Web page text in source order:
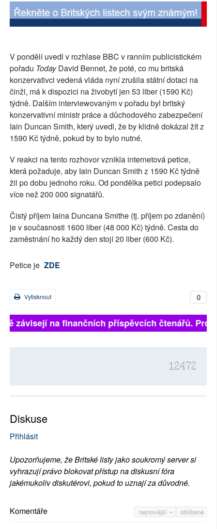
SOCIÁLNÍ SÍTĚ
PLNÁ VERZE STRÁNEK
V pondělí uvedl v rozhlase BBC v ranním publicistickém
pořadu TodayDavid Bennet, že poté, co mu britská
konzervativci vedená vláda nyní zrušila státní dotaci na
činži, má k dispozici na živobytí jen 53 liber (1590 Kč)
týdně. Dalším interviewovaným v pořadu byl britský
konzervativní ministr práce a důchodového zabezpečení
Iain Duncan Smith, který uvedl, že by klidně dokázal žít z
1590 Kč týdně, pokud by to bylo nutné.
V reakci na tento rozhovor vznikla internetová petice,
která požaduje, aby Iain Duncan Smith z 1590 Kč týdně
žil po dobu jednoho roku. Od pondělka petici podepsalo
více než 200 000 signatářů.
Čistý příjem Iaina Duncana Smithe (tj. příjem po zdanění)
je v současnosti 1600 liber (48 000 Kč) týdně. Cesta do
zaměstnání ho každý den stojí 20 liber (600 Kč).
Petice je ZDE
0
Vytisknout
závisejí na finančních příspěvcích čtenářů.
12472
Diskuse
Přihlásit
Upozorňujeme, že Britské listy jako soukromý server si
vyhrazují právo blokovat přístup na diskusní fóra
jakémukoliv diskutérovi, pokud to uznají za důvodné.
nejnovější oblíbené
Komentáře